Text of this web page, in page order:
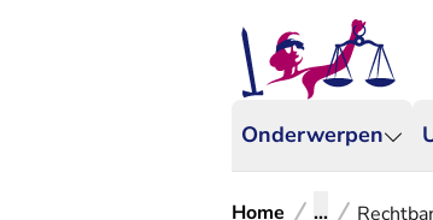
Onderwerpen
Home ...